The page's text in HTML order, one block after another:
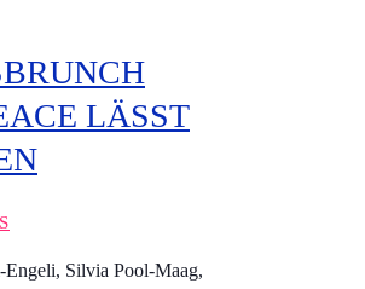
LÄSST
Engeli, Silvia Pool-Maag,